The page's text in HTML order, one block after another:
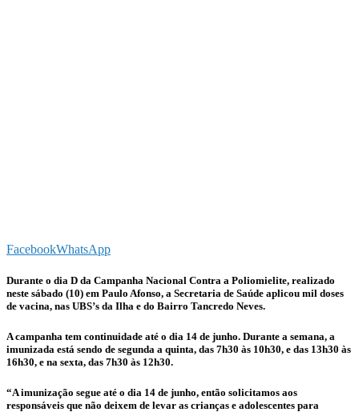
FacebookWhatsApp
Durante o dia D da Campanha Nacional Contra a Poliomielite, realizado
neste sábado (10) em Paulo Afonso, a Secretaria de Saúde aplicou mil doses
de vacina, nas UBS’s da Ilha e do Bairro Tancredo Neves.
A campanha tem continuidade até o dia 14 de junho. Durante a semana, a
imunizada está sendo de segunda a quinta, das 7h30 às 10h30, e das 13h30 às
16h30, e na sexta, das 7h30 às 12h30.
“A imunização segue até o dia 14 de junho, então solicitamos aos
responsáveis que não deixem de levar as crianças e adolescentes para